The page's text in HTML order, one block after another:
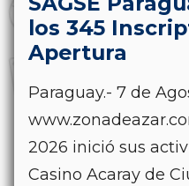
los 345
Apertura
Paraguay.- 7 de
2026 inició sus
Casino Acaray de